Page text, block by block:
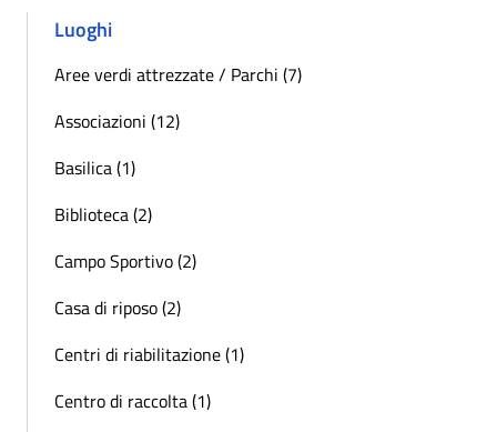
Luoghi
Aree verdi attrezzate / Parchi (7)
Associazioni (12)
Basilica (1)
Biblioteca (2)
Campo Sportivo (2)
Casa di riposo (2)
Centri di riabilitazione (1)
Centro di raccolta (1)